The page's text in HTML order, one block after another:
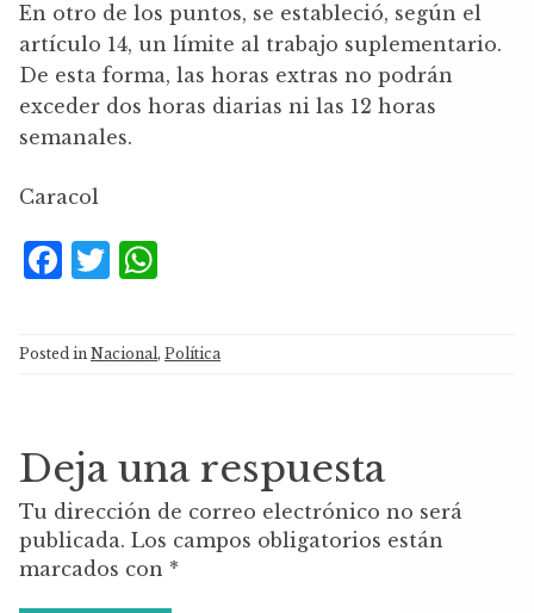
En otro de los puntos, se estableció, según el
artículo 14, un límite al trabajo suplementario.
De esta forma, las horas extras no podrán
exceder dos horas diarias ni las 12 horas
semanales.
Caracol
F
c
e
o
o
k
T
it
te
at
s
p
p
Posted in Nacional, Política
Deja una respuesta
Tu dirección de correo electrónico no será
publicada. Los campos obligatorios están
marcados con *